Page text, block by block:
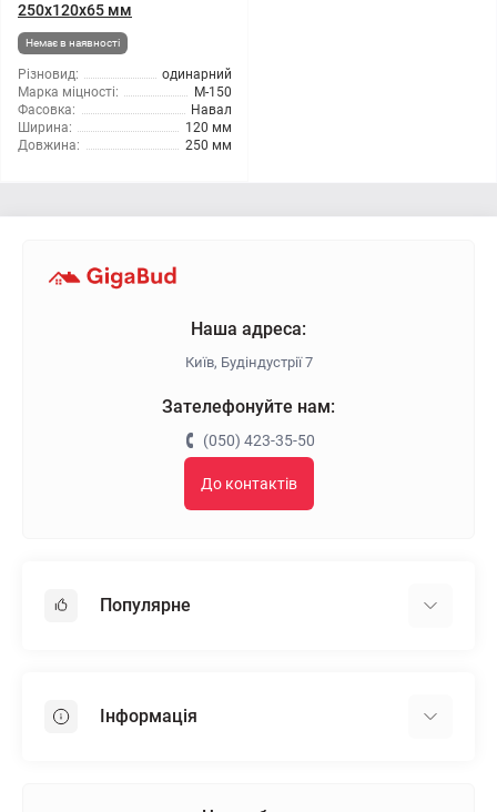
250х120х65 мм
Немає в наявності
Різновид:
одинарний
Марка міцності:
М-150
Фасовка:
Навал
Ширина:
120 мм
Довжина:
250 мм
Наша адреса:
Київ, Будіндустрії 7
Зателефонуйте нам:
(050) 423-35-50
До контактів
Популярне
Пінопласт
Інформація